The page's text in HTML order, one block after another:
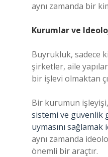
aynı zamanda bir
Kurumlar ve
Buyrukluk, sadece
şirketler, aile
bir işlevi olmaktan
Bir kurumun
sistemi ve güvenlik
uymasını
aynı zamanda
önemli bir araçtır.